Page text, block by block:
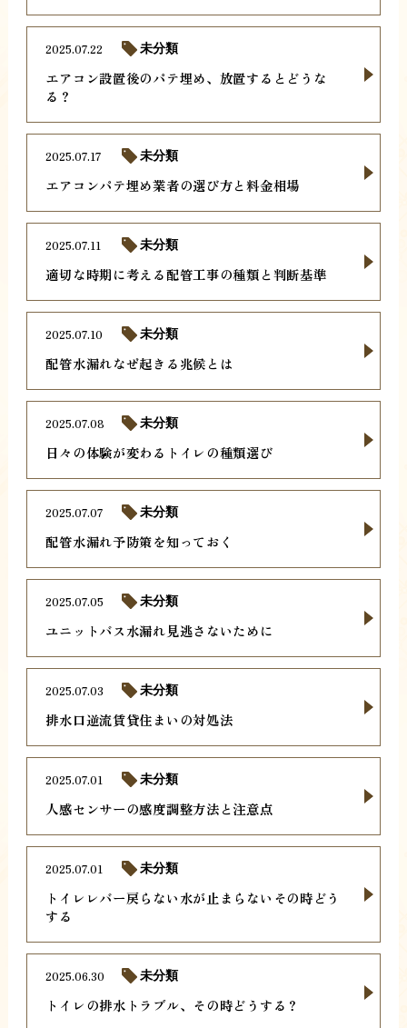
エアコン設置後のパテ埋め、放置するとどうな
る？
2025.07.22 未分類
エアコンパテ埋め業者の選び方と料金相場
2025.07.17 未分類
適切な時期に考える配管工事の種類と判断基準
2025.07.11 未分類
配管水漏れなぜ起きる兆候とは
2025.07.10 未分類
日々の体験が変わるトイレの種類選び
2025.07.08 未分類
配管水漏れ予防策を知っておく
2025.07.07 未分類
ユニットバス水漏れ見逃さないために
2025.07.05 未分類
排水口逆流賃貸住まいの対処法
2025.07.03 未分類
人感センサーの感度調整方法と注意点
2025.07.01 未分類
トイレレバー戻らない水が止まらないその時どう
する
2025.07.01 未分類
トイレの排水トラブル、その時どうする？
2025.06.30 未分類